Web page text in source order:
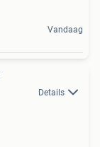
Vandaag
Details